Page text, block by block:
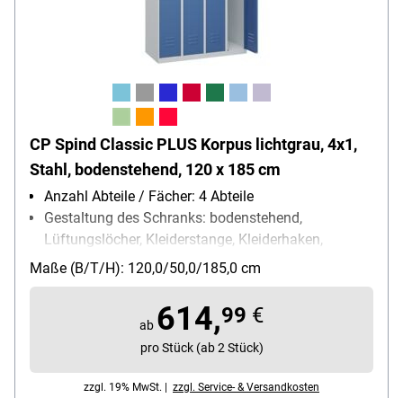
CP Spind Classic PLUS Korpus lichtgrau, 4x1,
Stahl, bodenstehend, 120 x 185 cm
Anzahl Abteile / Fächer: 4 Abteile
Gestaltung des Schranks: bodenstehend,
Lüftungslöcher, Kleiderstange, Kleiderhaken,
Ablageboden, Etikettenrahmen
Schließungsart: Drehriegelverschluss
Besonderheiten: hohe UV- und
Korrosionsbeständigkeit / Türen mit Soft-Anschlag
/ eingestanzer Etikettenrahmen
Maße (B/T/H): 120,0/50,0/185,0 cm
ab 614,99 €
pro Stück (ab 2 Stück)
zzgl. 19% MwSt. | zzgl. Service- & Versandkosten